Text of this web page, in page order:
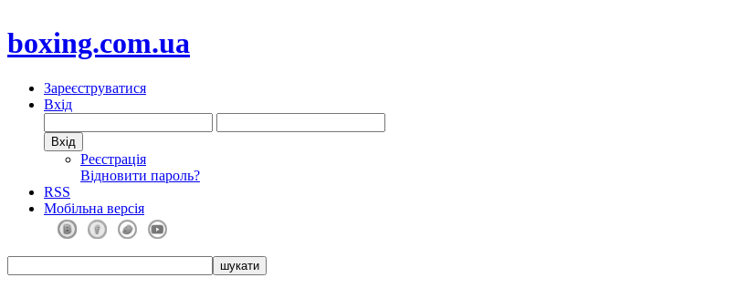
boxing.com.ua
Зареєструватися
Вхід
Реєстрація
Відновити пароль?
RSS
Мобільна версія